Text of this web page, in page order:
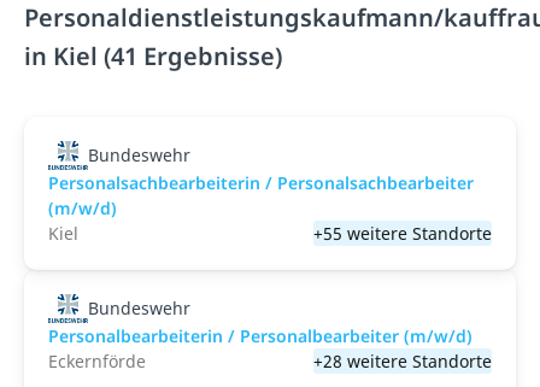
Personaldienstleistungskaufmann/
in Kiel (41 Ergebnisse)
Bundeswehr
Personalsachbearbeiterin / Personalsachbearbeiter
(m/w/d)
Kiel
+55 weitere Standorte
Bundeswehr
Personalbearbeiterin / Personalbearbeiter (m/w/d)
Eckernförde
+28 weitere Standorte